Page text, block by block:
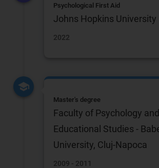
Psychological First Aid
Johns Hopkins University
2022
Master's degree
Faculty of Psychology and
Educational Studies -
University, Cluj-Napoca
2009 - 2011